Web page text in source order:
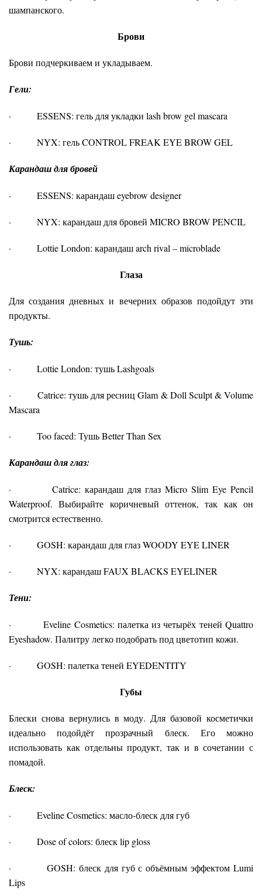
шампанского.
Брови
Брови подчеркиваем и укладываем.
Гели:
· ESSENS: гель для укладки lash brow gel mascara
· NYX: гель CONTROL FREAK EYE BROW GEL
Карандаш для бровей
· ESSENS: карандаш eyebrow designer
· NYX: карандаш для бровей MICRO BROW PENCIL
· Lottie London: карандаш arch rival – microblade
Глаза
Для создания дневных и вечерних образов подойдут эти
продукты.
Тушь:
· Lottie London: тушь Lashgoals
· Catrice: тушь для ресниц Glam & Doll Sculpt & Volume
Mascara
· Too faced: Тушь Better Than Sex
Карандашдля глаз:
· Catrice: карандаш для глаз Micro Slim Eye Pencil
Waterproof. Выбирайте коричневый оттенок, так как он
смотрится естественно.
· GOSH: карандаш для глаз WOODY EYE LINER
· NYX: карандаш FAUX BLACKS EYELINER
Тени:
· Eveline Cosmetics: палетка из четырёх теней Quattro
Eyeshadow. Палитру легко подобрать под цветотип кожи.
· GOSH: палетка теней EYEDENTITY
Губы
Блески снова вернулись в моду. Для базовой косметички
идеально подойдёт прозрачный блеск. Его можно
использовать как отдельны продукт, так и в сочетании с
помадой.
Блеск:
· Eveline Cosmetics: масло-блеск для губ
· Dose of colors: блеск lip gloss
· GOSH: блеск для губ с объёмным эффектом Lumi
Lips